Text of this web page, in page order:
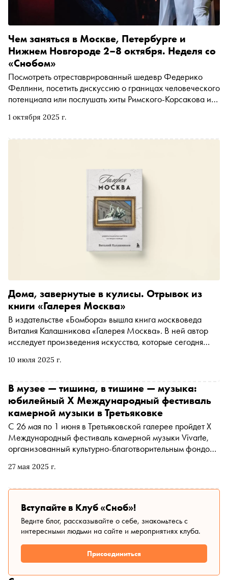
1 октября 2025 г.
Чем заняться в Москве, Петербурге и
Нижнем Новгороде 2–8 октября. Неделя со
«Снобом»
Посмотреть отреставрированный шедевр Федерико
Феллини, посетить дискуссию о границах человеческого
потенциала или послушать хиты Римского-Корсакова и
сходить на ближайшей неделе
10 июля 2025 г.
Дома, завернутые в кулисы. Отрывок из
книги «Галерея Москва»
В издательстве «Бомбора» вышла книга москвоведа
Виталия Калашникова «Галерея Москва». В ней автор
исследует произведения искусства, которые сегодня
Васнецова, Веры Мухиной, Михаила Врубеля и других
27 мая 2025 г.
В музее — тишина, в тишине — музыка:
юбилейный X Международный фестиваль
камерной музыки в Третьяковке
С 26 мая по 1 июня в Третьяковской галерее пройдет X
Международный фестиваль камерной музыки Vivarte,
организованный культурно-благотворительным фондом
смыслы между музыкой, звучащей в залах, и шедеврами
Президент фестиваля, меценат и коллекционер
современного искусства Ивета Манашерова
рассказала «Снобу» о программе этого года и о том, как
выстраивается творческий диалог с музыкантами и
сотрудниками Третьяковки
Вступайте в Клуб «Сноб»!
Ведите блог, рассказывайте о себе, знакомьтесь с
интересными людьми на сайте и мероприятиях клуба.
Присоединиться